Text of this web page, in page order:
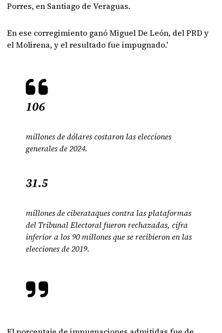
Porres, en Santiago de Veraguas.
En ese corregimiento ganó Miguel De León, del PRD y
el Molirena, y el resultado fue impugnado.'
106
millones de dólares costaron las elecciones
generales de 2024.
31.5
millones de ciberataques contra las plataformas
del Tribunal Electoral fueron rechazadas, cifra
inferior a los 90 millones que se recibieron en las
elecciones de 2019.